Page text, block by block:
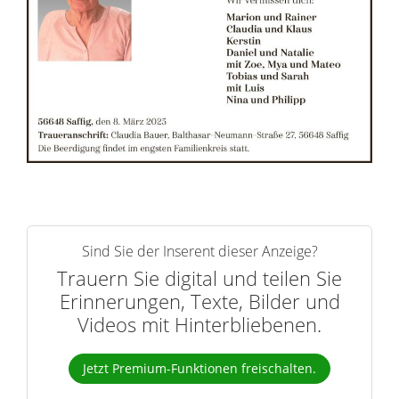
Sind Sie der Inserent dieser Anzeige?
Trauern Sie digital und teilen Sie
Erinnerungen, Texte, Bilder und
Videos mit Hinterbliebenen.
Jetzt Premium-Funktionen freischalten.